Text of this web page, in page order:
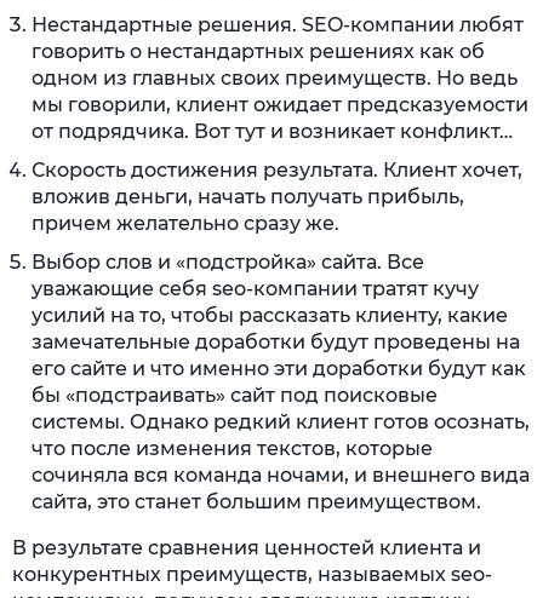
Нестандартные решения. SEO-компании любят
говорить о нестандартных решениях как об
одном из главных своих преимуществ. Но ведь
мы говорили, клиент ожидает предсказуемости
от подрядчика. Вот тут и возникает конфликт…
Скорость достижения результата. Клиент хочет,
вложив деньги, начать получать прибыль,
причем желательно сразу же.
Выбор слов и «подстройка» сайта. Все
уважающие себя seo-компании тратят кучу
усилий на то, чтобы рассказать клиенту, какие
замечательные доработки будут проведены на
его сайте и что именно эти доработки будут как
бы «подстраивать» сайт под поисковые
системы. Однако редкий клиент готов осознать,
что после изменения текстов, которые
сочиняла вся команда ночами, и внешнего вида
сайта, это станет большим преимуществом.
В результате сравнения ценностей клиента и
конкурентных преимуществ, называемых seo-